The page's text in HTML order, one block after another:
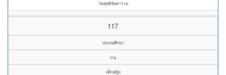
วัดสุทธิจิตตาราม
117
ประถมศึกษา
ป.๖
เด็กหญิง